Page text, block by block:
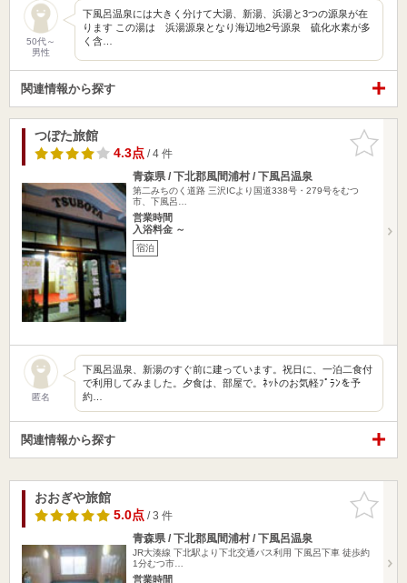
50代～
男性
下風呂温泉には大きく分けて大湯、新湯、浜湯と3つの源泉が在
ります この湯は 浜湯源泉となり海辺地2号源泉 硫化水素が多
く含…
関連情報から探す
お気に入
りに追加
つぼた旅館
4.3点/ 4 件
青森県 / 下北郡風間浦村 / 下風呂温泉
第二みちのく道路 三沢ICより国道338号・279号をむつ
市、下風呂…
営業時間
入浴料金 ～
宿泊
匿名
下風呂温泉、新湯のすぐ前に建っています。祝日に、一泊二食付
で利用してみました。夕食は、部屋で。ﾈｯﾄのお気軽ﾌﾟﾗﾝを予
約…
関連情報から探す
お気に入
りに追加
おおぎや旅館
5.0点/ 3 件
青森県 / 下北郡風間浦村 / 下風呂温泉
JR大湊線 下北駅より下北交通バス利用 下風呂下車 徒歩約
1分むつ市…
営業時間